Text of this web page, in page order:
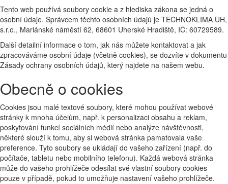
Tento web používá soubory cookie a z hlediska zákona se jedná o
osobní údaje. Správcem těchto osobních údajů je TECHNOKLIMA UH,
s.r.o., Mariánské náměstí 62, 68601 Uherské Hradiště, IČ: 60729589.
Další detailní informace o tom, jak nás můžete kontaktovat a jak
zpracováváme osobní údaje (včetně cookies), se dozvíte v dokumentu
Zásady ochrany osobních údajů, který najdete na našem webu.
Obecně o cookies
Cookies jsou malé textové soubory, které mohou používat webové
stránky k mnoha účelům, např. k personalizaci obsahu a reklam,
poskytování funkcí sociálních médií nebo analýze návštěvnosti,
některé slouží k tomu, aby si webová stránka pamatovala vaše
preference. Tyto soubory se ukládají do vašeho zařízení (např. do
počítače, tabletu nebo mobilního telefonu). Každá webová stránka
může do vašeho prohlížeče odesílat své vlastní soubory cookies
pouze v případě, pokud to umožňuje nastavení vašeho prohlížeče.